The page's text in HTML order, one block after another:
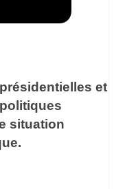
et
situation